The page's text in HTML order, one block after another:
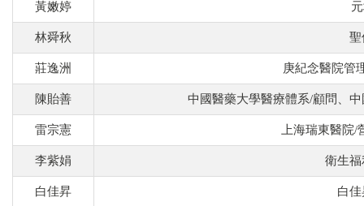
黃嫩婷
林舜秋 聖
莊逸洲 庚紀念醫院管
陳貽善 中國醫藥大學醫療體系/顧問、
雷宗憲 上海瑞東醫院
李紫娟 衛生
白佳昇 白